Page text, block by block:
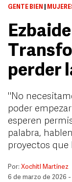
GENTE BIEN
perder
"No
poder
esperen
palabra,
proyectos que
Por: Xochitl Martínez
6 de marzo de 2026 -